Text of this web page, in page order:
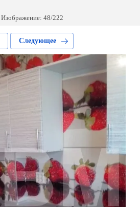
Изображение: 48/222
Следующее